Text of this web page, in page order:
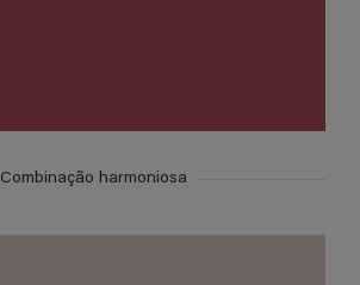
Combinação harmoniosa